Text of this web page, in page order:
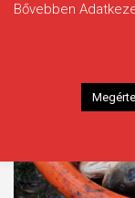
Bővebben